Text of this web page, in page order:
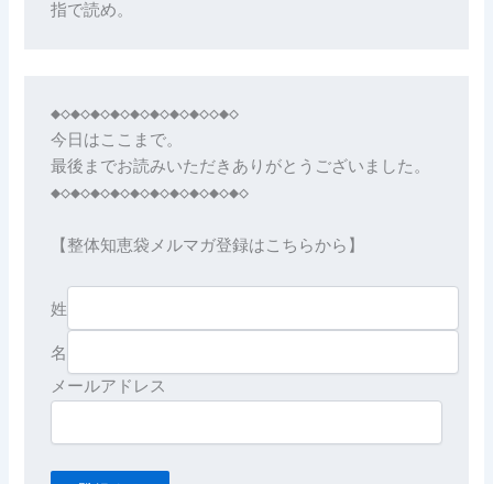
指で読め。
◆◇◆◇◆◇◆◇◆◇◆◇◆◇◆◇◇◆◇
今日はここまで。
最後までお読みいただきありがとうございました。
◆◇◆◇◆◇◆◇◆◇◆◇◆◇◆◇◆◇◆◇
【整体知恵袋メルマガ登録はこちらから】
姓
名